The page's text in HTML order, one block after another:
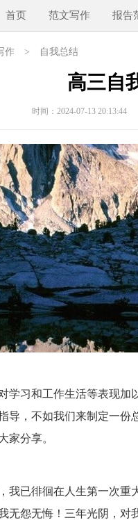
首页 范文写作 报告
作 > 自我总结
高三自
时间：2024-07-13 20:13:44
学习和工作生活等表现
导，不如我们来制定一
家分享。
我已徘徊在人生第一次
无怨无悔！三年光阴，